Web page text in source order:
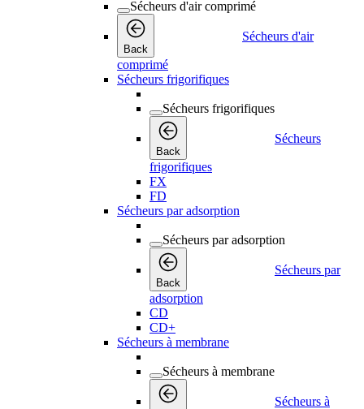
Sécheurs d'air comprimé
Back
Sécheurs d'air
comprimé
Sécheurs frigorifiques
Sécheurs frigorifiques
Back
Sécheurs
frigorifiques
FX
FD
Sécheurs par adsorption
Sécheurs par adsorption
Back
Sécheurs par
adsorption
CD
CD+
Sécheurs à membrane
Sécheurs à membrane
Sécheurs à